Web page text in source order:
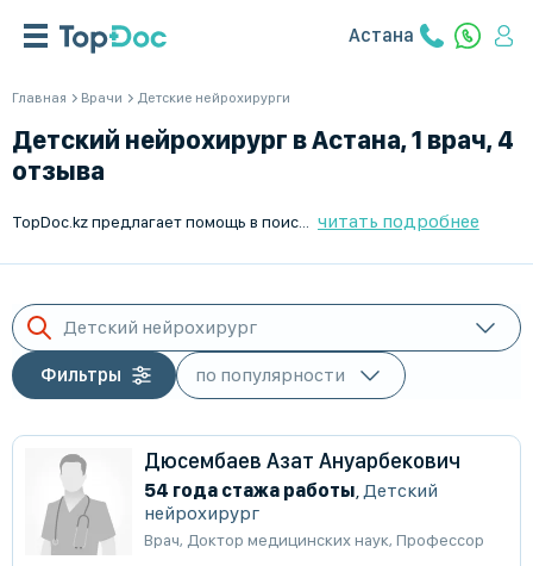
Астана
Главная Врачи Детские нейрохирурги
Детский нейрохирург в Астана, 1 врач, 4
отзыва
читать подробнее
Детский нейрохирург
Фильтры
Дюсембаев Азат Ануарбекович
54 года стажа работы,Детский
нейрохирург
Врач, Доктор медицинских наук, Профессор